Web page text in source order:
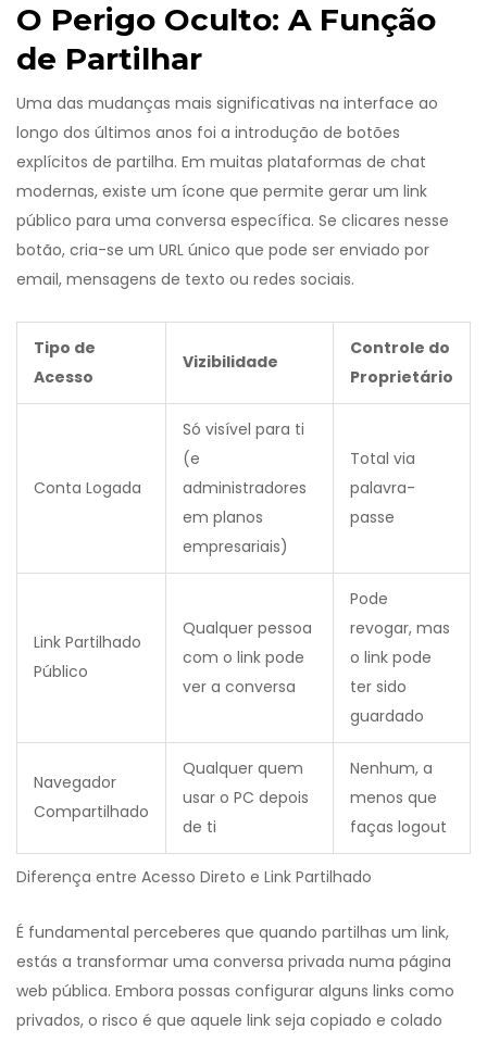
O Perigo Oculto: A Função
de Partilhar
Uma das mudanças mais significativas na interface ao
longo dos últimos anos foi a introdução de botões
explícitos de partilha. Em muitas plataformas de chat
modernas, existe um ícone que permite gerar um link
público para uma conversa específica. Se clicares nesse
botão, cria-se um URL único que pode ser enviado por
email, mensagens de texto ou redes sociais.
Diferença entre Acesso Direto e Link Partilhado
Tipo de
Acesso
Vizibilidade
Controle do
Proprietário
Conta Logada
Só visível para ti
(e
administradores
em planos
empresariais)
Total via
palavra-
passe
Link Partilhado
Público
Qualquer pessoa
com o link pode
ver a conversa
Pode
revogar, mas
o link pode
ter sido
guardado
Navegador
Compartilhado
Qualquer quem
usar o PC depois
de ti
Nenhum, a
menos que
faças logout
É fundamental perceberes que quando partilhas um link,
estás a transformar uma conversa privada numa página
web pública. Embora possas configurar alguns links como
privados, o risco é que aquele link seja copiado e colado